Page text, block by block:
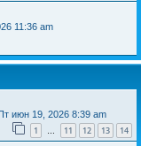
11:36 am
июн 19, 2026 8:39 am
1 … 11 12 13 14